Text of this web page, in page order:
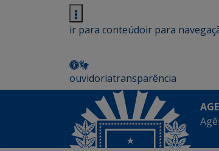
ir para conteúdoir para
ouvidoriatransparência